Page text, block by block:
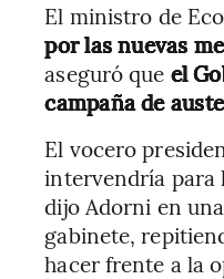
El ministro de
por las nuevas
aseguró que el
campaña de
El vocero
intervendría para
dijo Adorni en
gabinete,
hacer frente a la